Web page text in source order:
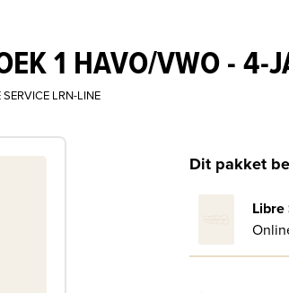
1 HAVO/VWO - 4-
SERVICE LRN-LINE
Dit pakket